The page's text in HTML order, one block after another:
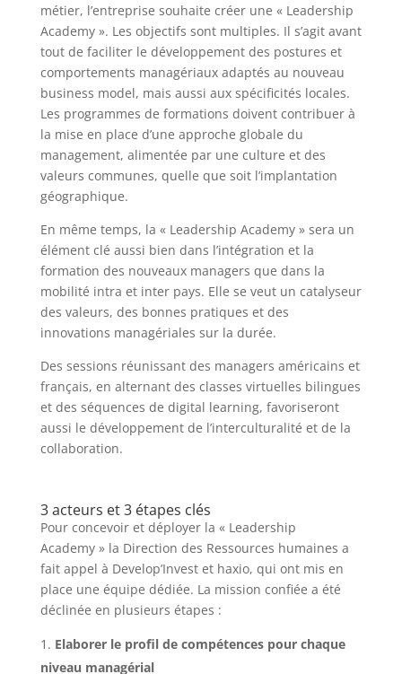
métier, l’entreprise souhaite créer une « Leadership
Academy ». Les objectifs sont multiples. Il s’agit avant
tout de faciliter le développement des postures et
comportements managériaux adaptés au nouveau
business model, mais aussi aux spécificités locales.
Les programmes de formations doivent contribuer à
la mise en place d’une approche globale du
management, alimentée par une culture et des
valeurs communes, quelle que soit l’implantation
géographique.
En même temps, la « Leadership Academy » sera un
élément clé aussi bien dans l’intégration et la
formation des nouveaux managers que dans la
mobilité intra et inter pays. Elle se veut un catalyseur
des valeurs, des bonnes pratiques et des
innovations managériales sur la durée.
Des sessions réunissant des managers américains et
français, en alternant des classes virtuelles bilingues
et des séquences de digital learning, favoriseront
aussi le développement de l’interculturalité et de la
collaboration.
3 acteurs et 3 étapes clés
Pour concevoir et déployer la « Leadership
Academy » la Direction des Ressources humaines a
fait appel à Develop’Invest et haxio, qui ont mis en
place une équipe dédiée. La mission confiée a été
déclinée en plusieurs étapes :
Elaborer le profil de compétences pour chaque
niveau managérial